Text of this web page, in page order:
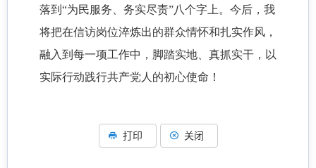
落到“为民服务、务实尽责”八个字上。今后，我
将把在信访岗位淬炼出的群众情怀和扎实作风，
融入到每一项工作中，脚踏实地、真抓实干，以
实际行动践行共产党人的初心使命！
打印 关闭